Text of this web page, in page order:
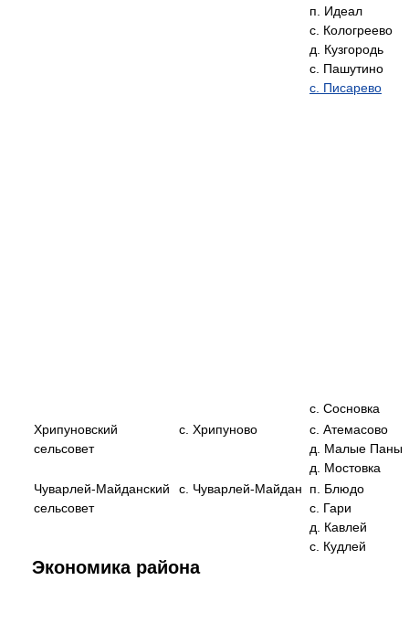
п. Идеал
с. Кологреево
д. Кузгородь
с. Пашутино
с. Писарево
с. Сосновка
Хрипуновский
сельсовет
с. Хрипуново
с. Атемасово
д. Малые Паны
д. Мостовка
Чуварлей-Майданский
сельсовет
с. Чуварлей-Майдан
п. Блюдо
с. Гари
д. Кавлей
с. Кудлей
Экономика района